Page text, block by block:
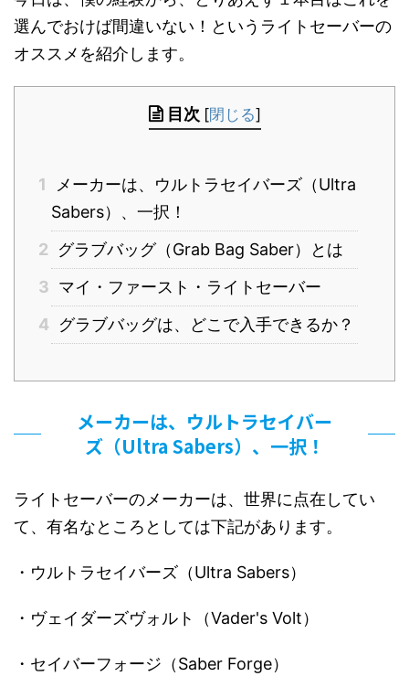
選んでおけば間違いない！というライトセーバーの
オススメを紹介します。
目次 [閉じる]
1
メーカーは、ウルトラセイバーズ（Ultra
Sabers）、一択！
2
グラブバッグ（Grab Bag Saber）とは
3 マイ・ファースト・ライトセーバー
4
グラブバッグは、どこで入手できるか？
メーカーは、ウルトラセイバー
ズ（Ultra Sabers）、一択！
ライトセーバーのメーカーは、世界に点在してい
て、有名なところとしては下記があります。
・ウルトラセイバーズ（Ultra Sabers）
・ヴェイダーズヴォルト（Vader's Volt）
・セイバーフォージ（Saber Forge）